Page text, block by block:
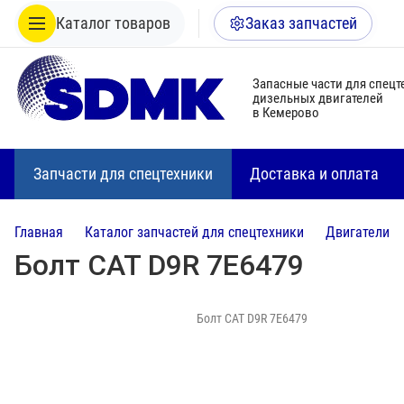
Каталог товаров Заказ запчастей
Запасные части для
дизельных двигателей
в Кемерово
Запчасти для спецтехники Доставка и оплата
Главная Каталог запчастей для спецтехники Двигатели
Болт CAT D9R 7E6479
Болт CAT D9R 7E6479